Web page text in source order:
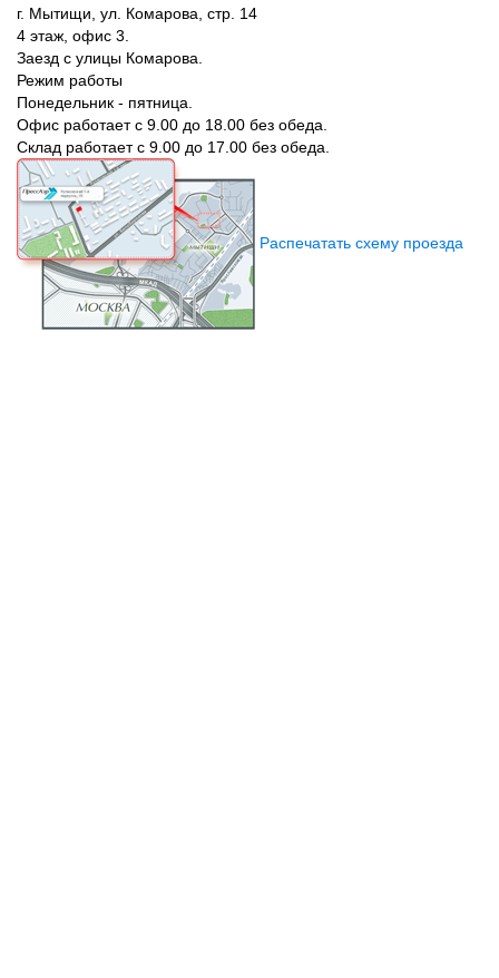
г. Мытищи, ул. Комарова, стр. 14
4 этаж, офис 3.
Заезд с улицы Комарова.
Режим работы
Понедельник - пятница.
Офис работает с 9.00 до 18.00 без обеда.
Склад работает с 9.00 до 17.00 без обеда.
Распечатать схему проезда